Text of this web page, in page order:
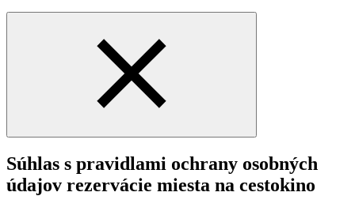
Súhlas s pravidlami ochrany osobných
údajov rezervácie miesta na cestokino